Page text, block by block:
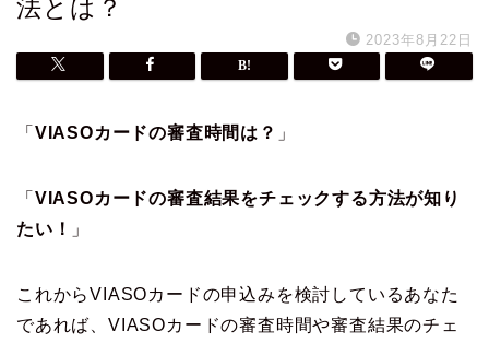
法とは？
2023年8月22日
「 VIASOカードの審査時間は？ 」
「 VIASOカードの審査結果をチェックする方法が知り
たい！
」
これからVIASOカードの申込みを検討しているあなた
であれば、VIASOカードの審査時間や審査結果のチェ